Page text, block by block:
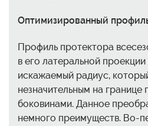
Оптимизированный
Профиль протектора
в его латеральной
искажаемый радиус,
незначительным на границе
боковинами. Данное
немного преимуществ. Во-